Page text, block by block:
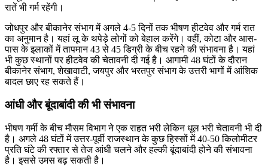
रातें भी गर्म रहेंगी।
जोधपुर और बीकानेर संभाग में अगले 4-5 दिनों तक भीषण हीटवेव और गर्म रात
का अनुमान है। यहां लू के थपेड़े लोगों को बेहाल करेंगे। वहीं, कोटा और आस-
पास के इलाकों में तापमान 43 से 45 डिग्री के बीच रहने की संभावना है। यहां
भी कुछ स्थानों पर हीटवेव की चेतावनी दी गई है। आगामी 48 घंटों के दौरान
बीकानेर संभाग, शेखावाटी, जयपुर और भरतपुर संभाग के उत्तरी भागों में आंशिक
बादल छाए रह सकते हैं।
आंधी और बूंदाबांदी की भी संभावना
भीषण गर्मी के बीच मौसम विभाग ने एक राहत भरी लेकिन धूल भरी चेतावनी भी दी
है। अगले 48 घंटों में उत्तर-पूर्वी राजस्थान के कुछ हिस्सों में 40-50 किलोमीटर
प्रति घंटे की रफ्तार से तेज आंधी चलने और हल्की बूंदाबांदी होने की संभावना
है। इससे उमस बढ़ सकती है।